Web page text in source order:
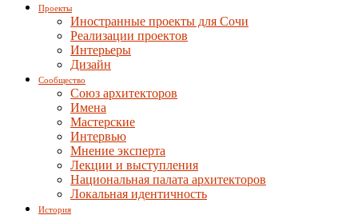
Проекты
Иностранные проекты для Сочи
Реализации проектов
Интерьеры
Дизайн
Сообщество
Союз архитекторов
Имена
Мастерские
Интервью
Мнение эксперта
Лекции и выступления
Национальная палата архитекторов
Локальная идентичность
История